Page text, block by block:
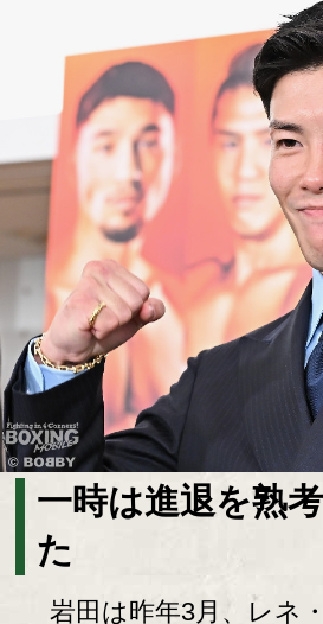
一時は進退を熟
た
岩田は昨年3月、レネ